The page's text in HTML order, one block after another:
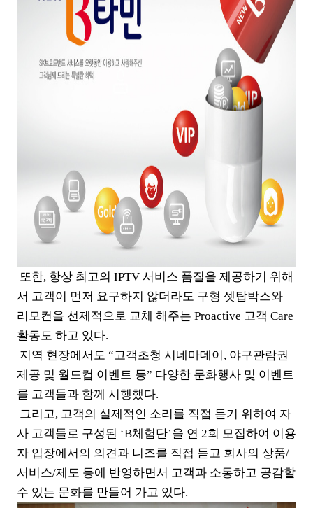
또한, 항상 최고의 IPTV 서비스 품질을 제공하기 위해
서 고객이 먼저 요구하지 않더라도 구형 셋탑박스와
리모컨을 선제적으로 교체 해주는 Proactive 고객 Care
활동도 하고 있다.
지역 현장에서도 “고객초청 시네마데이, 야구관람권
제공 및 월드컵 이벤트 등” 다양한 문화행사 및 이벤트
를 고객들과 함께 시행했다.
그리고, 고객의 실제적인 소리를 직접 듣기 위하여 자
사 고객들로 구성된 ‘B체험단’을 연 2회 모집하여 이용
자 입장에서의 의견과 니즈를 직접 듣고 회사의 상품/
서비스/제도 등에 반영하면서 고객과 소통하고 공감할
수 있는 문화를 만들어 가고 있다.